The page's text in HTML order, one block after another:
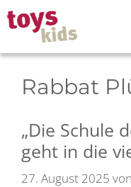
Zum
Inhalt
springen
Rabbat
„Die Schule
geht in die
27. August 2025 von